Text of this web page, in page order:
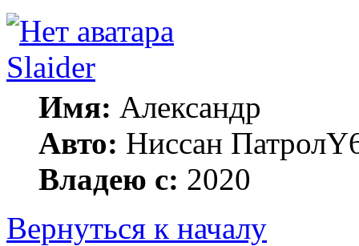
Slaider
Имя: Александр
Авто: Ниссан
Владею с: 2020
Вернуться к началу